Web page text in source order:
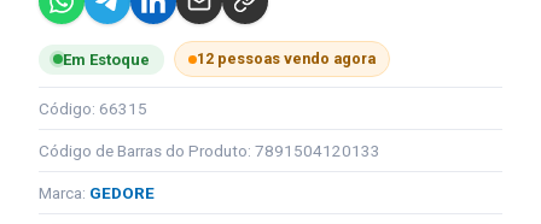
Em Estoque 12 pessoas vendo agora
Código: 66315
Código de Barras do Produto: 7891504120133
Marca: GEDORE